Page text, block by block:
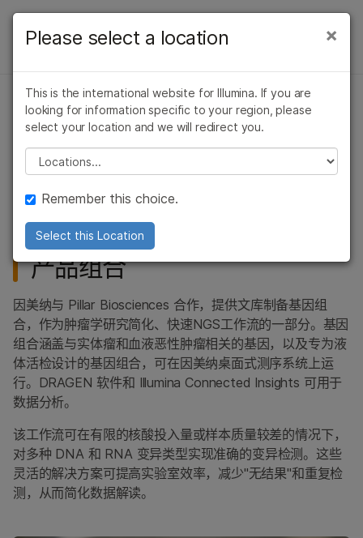
学习
支持
推荐内容链接
概述
按类型
按感兴趣的区域
通过仪器兼容性
产品线
浏览所有产品
产品组合
问题
Pillar oncoReveal 试剂盒
探索用于靶向肿瘤学研究的简化、快速 NGS 工作流的文库
制备试剂盒
为您的研究实验室配备泛癌种
产品组合
因美纳与 Pillar Biosciences 合作，提供文库制备基因组
合，作为肿瘤学研究简化、快速NGS工作流的一部分。基因
组合涵盖与实体瘤和血液恶性肿瘤相关的基因，以及专为液
体活检设计的基因组合，可在因美纳桌面式测序系统上运
行。DRAGEN 软件和 Illumina Connected Insights 可用于
数据分析。
该工作流可在有限的核酸投入量或样本质量较差的情况下，
对多种 DNA 和 RNA 变异类型实现准确的变异检测。这些
灵活的解决方案可提高实验室效率，减少"无结果"和重复检
测，从而简化数据解读。
癌症研究
微生物学
农业基因组学
复杂疾病
临床肿瘤学
生殖健康
遗传病和罕见病
×
Please select a location
This is the international website for Illumina. If you are
looking for information specific to your region, please
select your location and we will redirect you.
Please select a location
Remember this choice.
Select this Location